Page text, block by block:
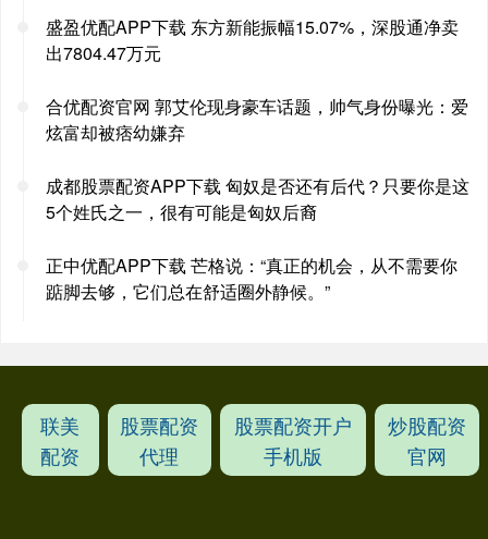
盛盈优配APP下载 东方新能振幅15.07%，深股通净卖
出7804.47万元
合优配资官网 郭艾伦现身豪车话题，帅气身份曝光：爱
炫富却被痞幼嫌弃
成都股票配资APP下载 匈奴是否还有后代？只要你是这
5个姓氏之一，很有可能是匈奴后裔
正中优配APP下载 芒格说：“真正的机会，从不需要你
踮脚去够，它们总在舒适圈外静候。”
联美
配资
股票配资
代理
股票配资开户
手机版
炒股配资
官网